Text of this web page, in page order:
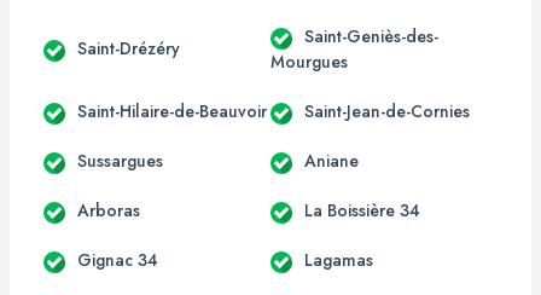
Saint-Drézéry
Saint-Geniès-des-
Mourgues
Saint-Hilaire-de-Beauvoir Saint-Jean-de-Cornies
Sussargues Aniane
Arboras La Boissière 34
Gignac 34 Lagamas